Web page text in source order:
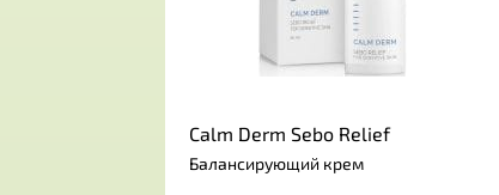
Calm Derm Sebo Relief
Балансирующий крем